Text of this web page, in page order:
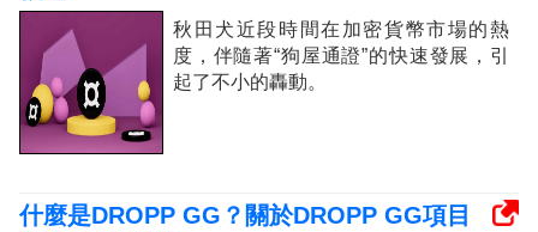
秋田犬近段時間在加密貨幣市場的熱
度，伴隨著“狗屋通證”的快速發展，引
起了不小的轟動。
什麼是DROPP GG？關於DROPP GG項目